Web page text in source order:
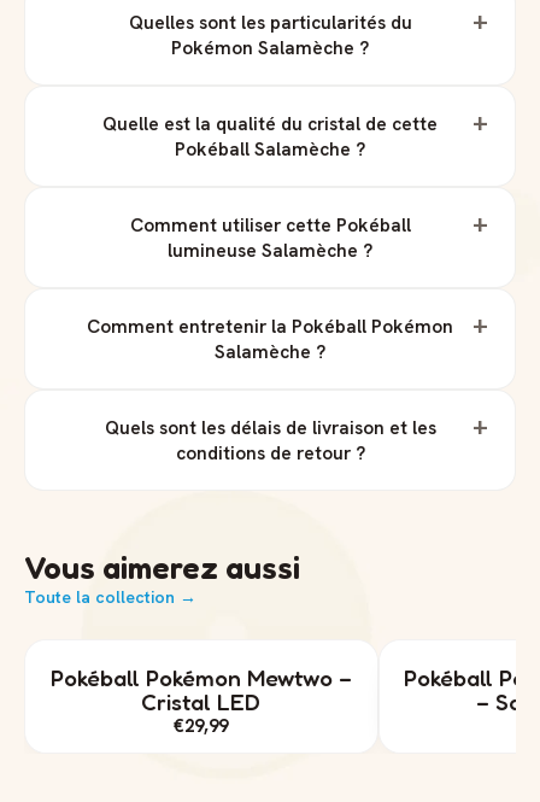
Quelles sont les particularités du
Pokémon Salamèche ?
+
Quelle est la qualité du cristal de cette
Pokéball Salamèche ?
+
Comment utiliser cette Pokéball
lumineuse Salamèche ?
+
Comment entretenir la Pokéball Pokémon
Salamèche ?
+
Quels sont les délais de livraison et les
conditions de retour ?
+
Vous aimerez aussi
Toute la collection →
Pokéball Pokémon Mewtwo –
Cristal LED
€29,99
Pokéball
–